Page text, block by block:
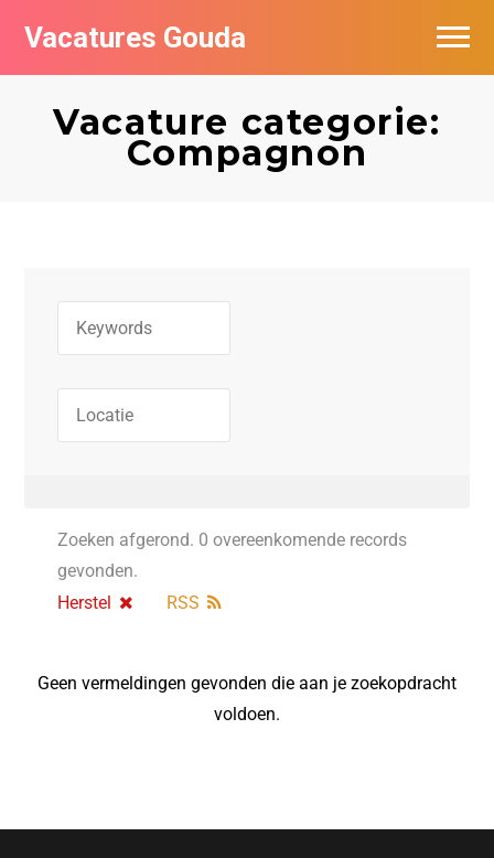
Vacatures Gouda
Vacature categorie:
Compagnon
Zoeken afgerond. 0 overeenkomende records
gevonden.
Herstel
RSS
Geen vermeldingen gevonden die aan je zoekopdracht
voldoen.
Vacatures per bedrijf in Gouda
De populairste vacatures in Gouda